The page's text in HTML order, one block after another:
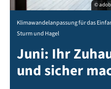
©
Klimawandelanpassung für das
Sturm und Hagel
Juni: Ihr
und sicher